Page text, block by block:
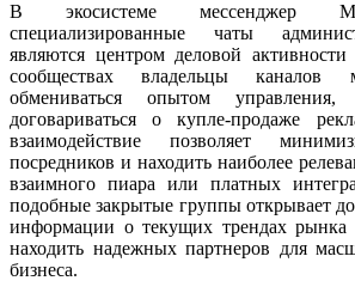
В экосистеме мессенджер
специализированные чаты
являются центром деловой
сообществах владельцы
обмениваться опытом
договариваться о купле-продаже
взаимодействие позволяет
посредников и находить наиболее
взаимного пиара или платных
подобные закрытые группы открывает
информации о текущих трендах рынка
находить надежных партнеров для
бизнеса.